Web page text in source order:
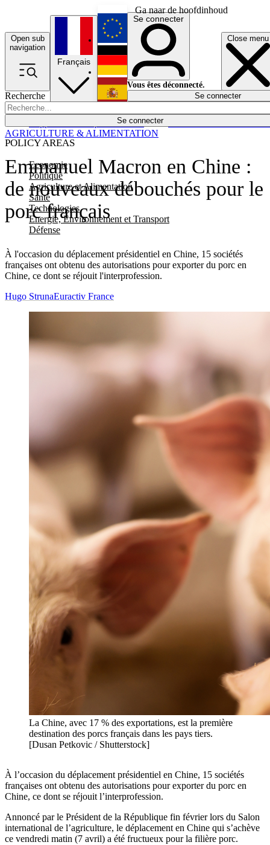
Ga naar de hoofdinhoud
Open sub
navigation
Close menu
Recherche
Se connecter
POLICY AREAS
Economie
Politique
Agriculture et Alimentation
Santé
Technologies
Energie, Environnement et Transport
Défense
Économie
Français
English
Deutsch
Español
Se connecter
Vous êtes déconnecté.
Se connecter
Emmanuel Macron en Chine :
de nouveaux débouchés pour le
porc français
À l'occasion du déplacement présidentiel en Chine, 15 sociétés
françaises ont obtenu des autorisations pour exporter du porc en
Chine, ce dont se réjouit l'interprofession.
AGRICULTURE & ALIMENTATION
Hugo StrunaEuractiv France
La Chine, avec 17 % des exportations, est la première
destination des porcs français dans les pays tiers.
[Dusan Petkovic / Shutterstock]
À l’occasion du déplacement présidentiel en Chine, 15 sociétés
françaises ont obtenu des autorisations pour exporter du porc en
Chine, ce dont se réjouit l’interprofession.
Annoncé par le Président de la République fin février lors du Salon
international de l’agriculture, le déplacement en Chine qui s’achève
ce vendredi matin (7 avril) a été fructueux pour la filière porc.